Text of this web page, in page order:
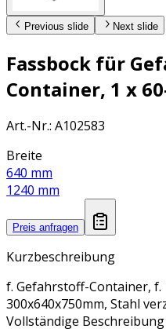
Previous slide Next slide
Fassbock für
Container, 1 x
Art.-Nr.: A102583
Breite
640 mm
1240 mm
Preis anfragen
Kurzbeschreibung
f. Gefahrstoff-Container, f.
300x640x750mm, Stahl
Vollständige Beschreibung